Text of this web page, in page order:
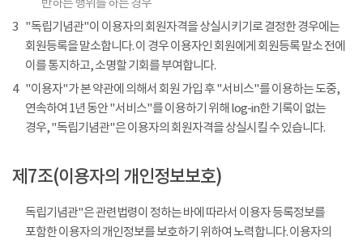
반하는 행위를 하는 경우
3 "독립기념관"이 이용자의 회원자격을 상실시키기로 결정한 경우에는
회원등록을 말소합니다. 이 경우 이용자인 회원에게 회원등록 말소 전에
이를 통지하고, 소명할 기회를 부여합니다.
4
"이용자"가 본 약관에 의해서 회원 가입 후 "서비스"를 이용하는 도중,
연속하여 1년 동안 "서비스"를 이용하기 위해 log-in한 기록이 없는
경우, "독립기념관"은 이용자의 회원자격을 상실시킬 수 있습니다.
제7조(이용자의 개인정보보호)
독립기념관"은 관련법령이 정하는 바에 따라서 이용자 등록정보를
포함한 이용자의 개인정보를 보호하기 위하여 노력합니다. 이용자의